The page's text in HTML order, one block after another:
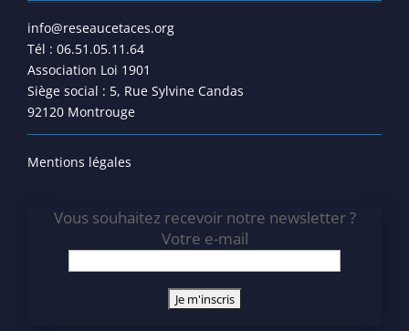
info@reseaucetaces.org
Tél : 06.51.05.11.64
Association Loi 1901
Siège social : 5, Rue Sylvine Candas
92120 Montrouge
Mentions légales
Vous souhaitez recevoir notre newsletter ?
Votre e-mail